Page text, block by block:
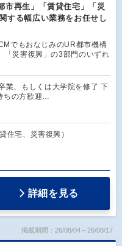
市再生」「賃貸住宅」「災
する幅広い業務をお任せし
でもおなじみのUR都市機構
「災害復興」の3部門のいずれ
業、もしくは大学院を修了 下
ちの方歓迎…
住宅、災害復興）
詳細を見る
掲載期間：26/08/04～26/08/17